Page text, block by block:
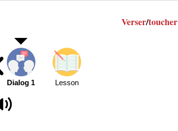
Verser/toucher
Dialog 1 Lesson